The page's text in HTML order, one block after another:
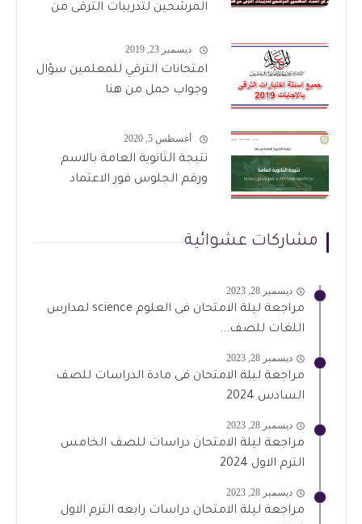
المرشحين لتدريبات الترقى من
ديسمبر 23, 2019
امتحانات الترقي للمعلمين سؤال
وجواب حمل من هنا
أغسطس 5, 2020
نتيجة الثانوية العامة بالاسم
ورقم الجلوس فور الاعتماد
مشاركات عشوائية
ديسمبر 28, 2023
مراجعة ليلة الامتحان فى العلوم science لمدارس
اللغات للصف...
ديسمبر 28, 2023
مراجعة ليلة الامتحان فى مادة الدراسات للصف
السادس 2024
ديسمبر 28, 2023
مراجعة ليلة الامتحان دراسات للصف الخامس
الترم الاول 2024
ديسمبر 28, 2023
مراجعة ليلة الامتحان دراسات رابعه الترم الاول